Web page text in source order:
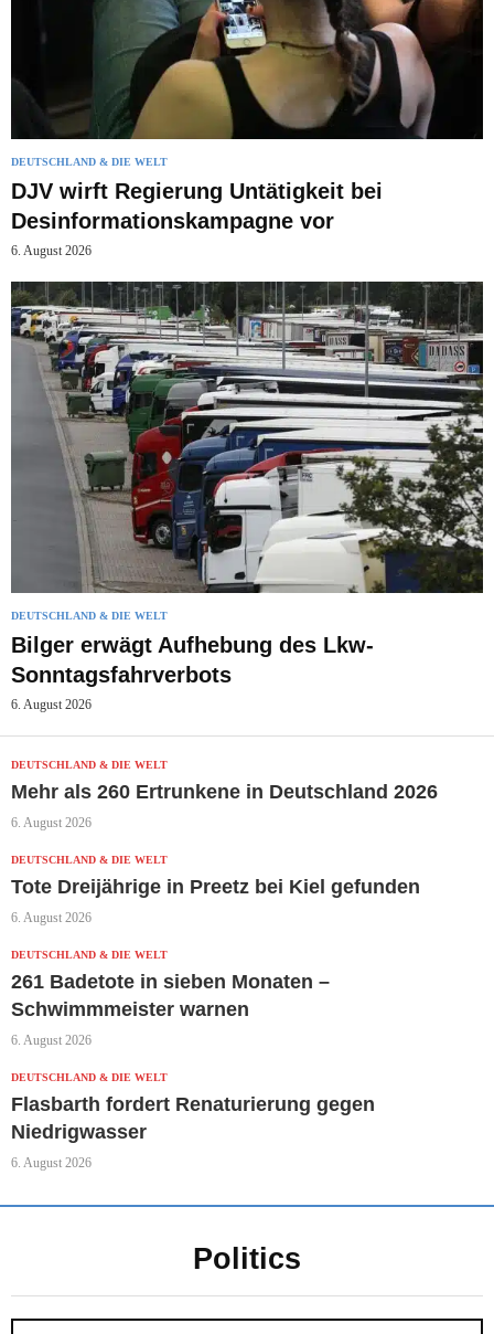
DEUTSCHLAND & DIE WELT
DJV wirft Regierung Untätigkeit bei
Desinformationskampagne vor
6. August 2026
DEUTSCHLAND & DIE WELT
Bilger erwägt Aufhebung des Lkw-
Sonntagsfahrverbots
6. August 2026
DEUTSCHLAND & DIE WELT
Mehr als 260 Ertrunkene in Deutschland 2026
6. August 2026
DEUTSCHLAND & DIE WELT
Tote Dreijährige in Preetz bei Kiel gefunden
6. August 2026
DEUTSCHLAND & DIE WELT
261 Badetote in sieben Monaten –
Schwimmmeister warnen
6. August 2026
DEUTSCHLAND & DIE WELT
Flasbarth fordert Renaturierung gegen
Niedrigwasser
6. August 2026
Politics